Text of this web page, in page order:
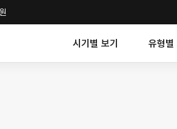
시기별 보기 유형별